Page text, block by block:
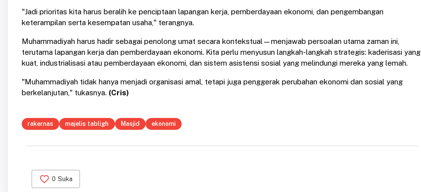
"Jadi prioritas kita harus beralih ke penciptaan lapangan kerja, pemberdayaan ekonomi, dan pengembangan
keterampilan serta kesempatan usaha," terangnya.
Muhammadiyah harus hadir sebagai penolong umat secara kontekstual—menjawab persoalan utama zaman ini,
terutama lapangan kerja dan pemberdayaan ekonomi. Kita perlu menyusun langkah-langkah strategis: kaderisasi yang
kuat, industrialisasi atau pemberdayaan ekonomi, dan sistem asistensi sosial yang melindungi mereka yang lemah.
"Muhammadiyah tidak hanya menjadi organisasi amal, tetapi juga penggerak perubahan ekonomi dan sosial yang
berkelanjutan," tukasnya. (Cris)
rakernas majelis tabligh Masjid ekonomi
0 Suka